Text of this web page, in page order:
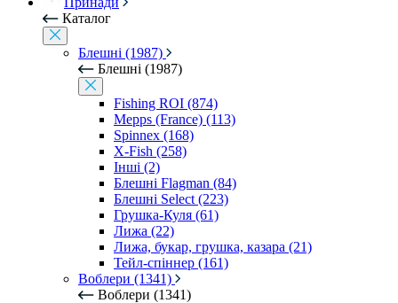
Каталог
Блешні (1987)
Блешні (1987)
Fishing ROI (874)
Mepps (France) (113)
Spinnex (168)
X-Fish (258)
Інші (2)
Блешні Flagman (84)
Блешні Select (223)
Грушка-Куля (61)
Лижа (22)
Лижа, букар, грушка, казара (21)
Тейл-спіннер (161)
Воблери (1341)
Воблери (1341)